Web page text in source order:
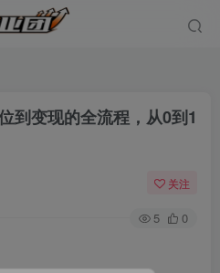
到变现的全流程，从0到1
关注
5 0